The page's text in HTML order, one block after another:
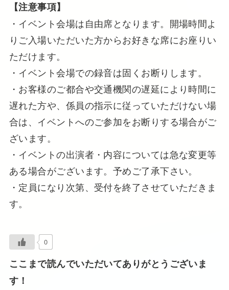
【注意事項】
・イベント会場は自由席となります。開場時間よ
りご入場いただいた方からお好きな席にお座りい
ただけます。
・イベント会場での録音は固くお断りします。
・お客様のご都合や交通機関の遅延により時間に
遅れた方や、係員の指示に従っていただけない場
合は、イベントへのご参加をお断りする場合がご
ざいます。
・イベントの出演者・内容については急な変更等
ある場合がございます。予めご了承下さい。
・定員になり次第、受付を終了させていただきま
す。
0
ここまで読んでいただいてありがとうございま
す！